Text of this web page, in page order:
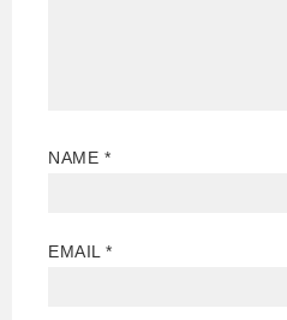
NAME *
EMAIL*